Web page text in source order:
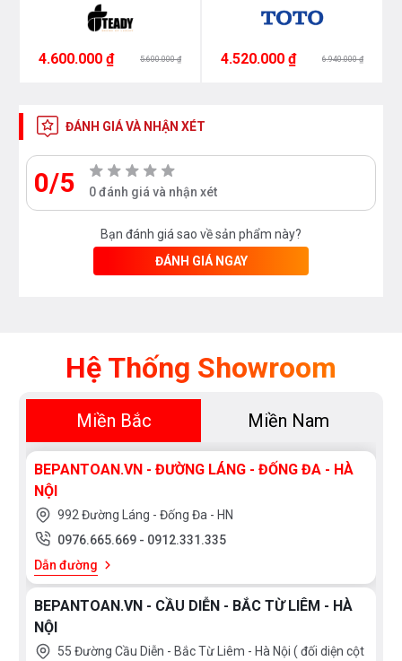
4.600.000 ₫ 5.600.000 ₫ 4.520.000 ₫ 6.940.000 ₫
ĐÁNH GIÁ VÀ NHẬN XÉT
0/5 0 đánh giá và nhận xét
Bạn đánh giá sao về sản phẩm này?
ĐÁNH GIÁ NGAY
Hệ Thống Showroom
Miền Bắc Miền Nam
BEPANTOAN.VN - ĐƯỜNG LÁNG - ĐỐNG ĐA - HÀ
NỘI
992 Đường Láng - Đống Đa - HN
0976.665.669 - 0912.331.335
Dẫn đường
BEPANTOAN.VN - CẦU DIỄN - BẮC TỪ LIÊM - HÀ
NỘI
55 Đường Cầu Diễn - Bắc Từ Liêm - Hà Nội ( đối diện cột